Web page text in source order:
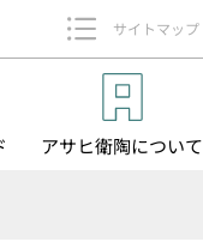
サイトマップ
アサヒ衛陶について